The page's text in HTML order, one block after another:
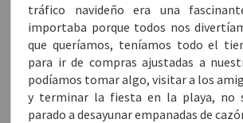
tráfico navideño era una
importaba porque todos nos
que queríamos, teníamos todo el
para ir de compras ajustadas a
podíamos tomar algo, visitar a los
y terminar la fiesta en la playa, no
parado a desayunar empanadas de